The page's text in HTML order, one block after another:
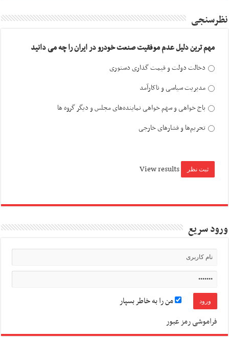
نظرسنجی
مهم ترین دلیل عدم موفقیت صنعت خودرو در ایران را چه می دانید
دخالت دولت و قیمت گذاری دستوری
مدیریت سیاسی و ناکارآمد
باج خواهی و سهم خواهی نماینده‌های مجلس و دیگر گروه ها
تحریم‌ها و فشارهای خارجی
View results
ورود سریع
من را به خاطر بسپار
فراموشی رمز عبور